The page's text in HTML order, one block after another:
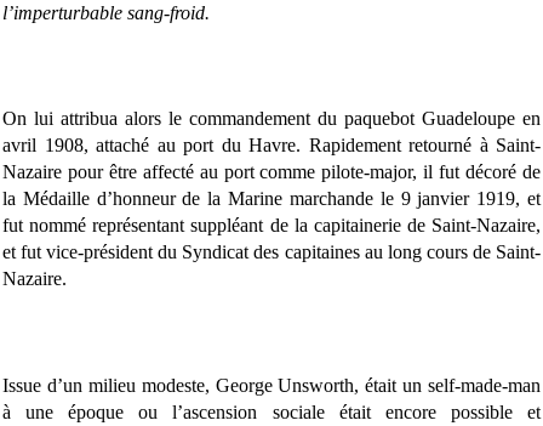
l’imperturbable sang-froid.
On lui attribua alors le commandement du paquebot Guadeloupe en
avril 1908, attaché au port du Havre. Rapidement retourné à Saint-
Nazaire pour être affecté au port comme pilote-major, il fut décoré de
la Médaille d’honneur de la Marine marchande le 9 janvier 1919, et
fut nommé représentant suppléant de la capitainerie de Saint-Nazaire,
et fut vice-président du Syndicat des capitaines au long cours de Saint-
Nazaire.
Issue d’un milieu modeste, George Unsworth, était un self-made-man
à une époque ou l’ascension sociale était encore possible et